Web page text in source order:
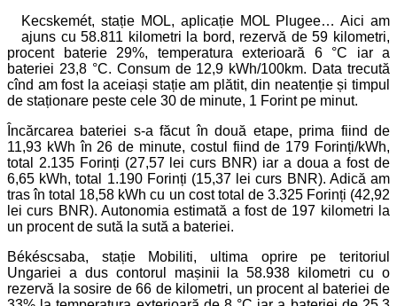
Kecskemét, stație MOL, aplicație MOL Plugee… Aici am
ajuns cu 58.811 kilometri la bord, rezervă de 59 kilometri,
procent baterie 29%, temperatura exterioară 6 °C iar a
bateriei 23,8 °C. Consum de 12,9 kWh/100km. Data trecută
cînd am fost la aceiași stație am plătit, din neatenție și timpul
de staționare peste cele 30 de minute, 1 Forint pe minut.
Încărcarea bateriei s-a făcut în două etape, prima fiind de
11,93 kWh în 26 de minute, costul fiind de 179 Forinți/kWh,
total 2.135 Forinți (27,57 lei curs BNR) iar a doua a fost de
6,65 kWh, total 1.190 Forinți (15,37 lei curs BNR). Adică am
tras în total 18,58 kWh cu un cost total de 3.325 Forinți (42,92
lei curs BNR). Autonomia estimată a fost de 197 kilometri la
un procent de sută la sută a bateriei.
Békéscsaba, stație Mobiliti, ultima oprire pe teritoriul
Ungariei a dus contorul mașinii la 58.938 kilometri cu o
rezervă la sosire de 66 de kilometri, un procent al bateriei de